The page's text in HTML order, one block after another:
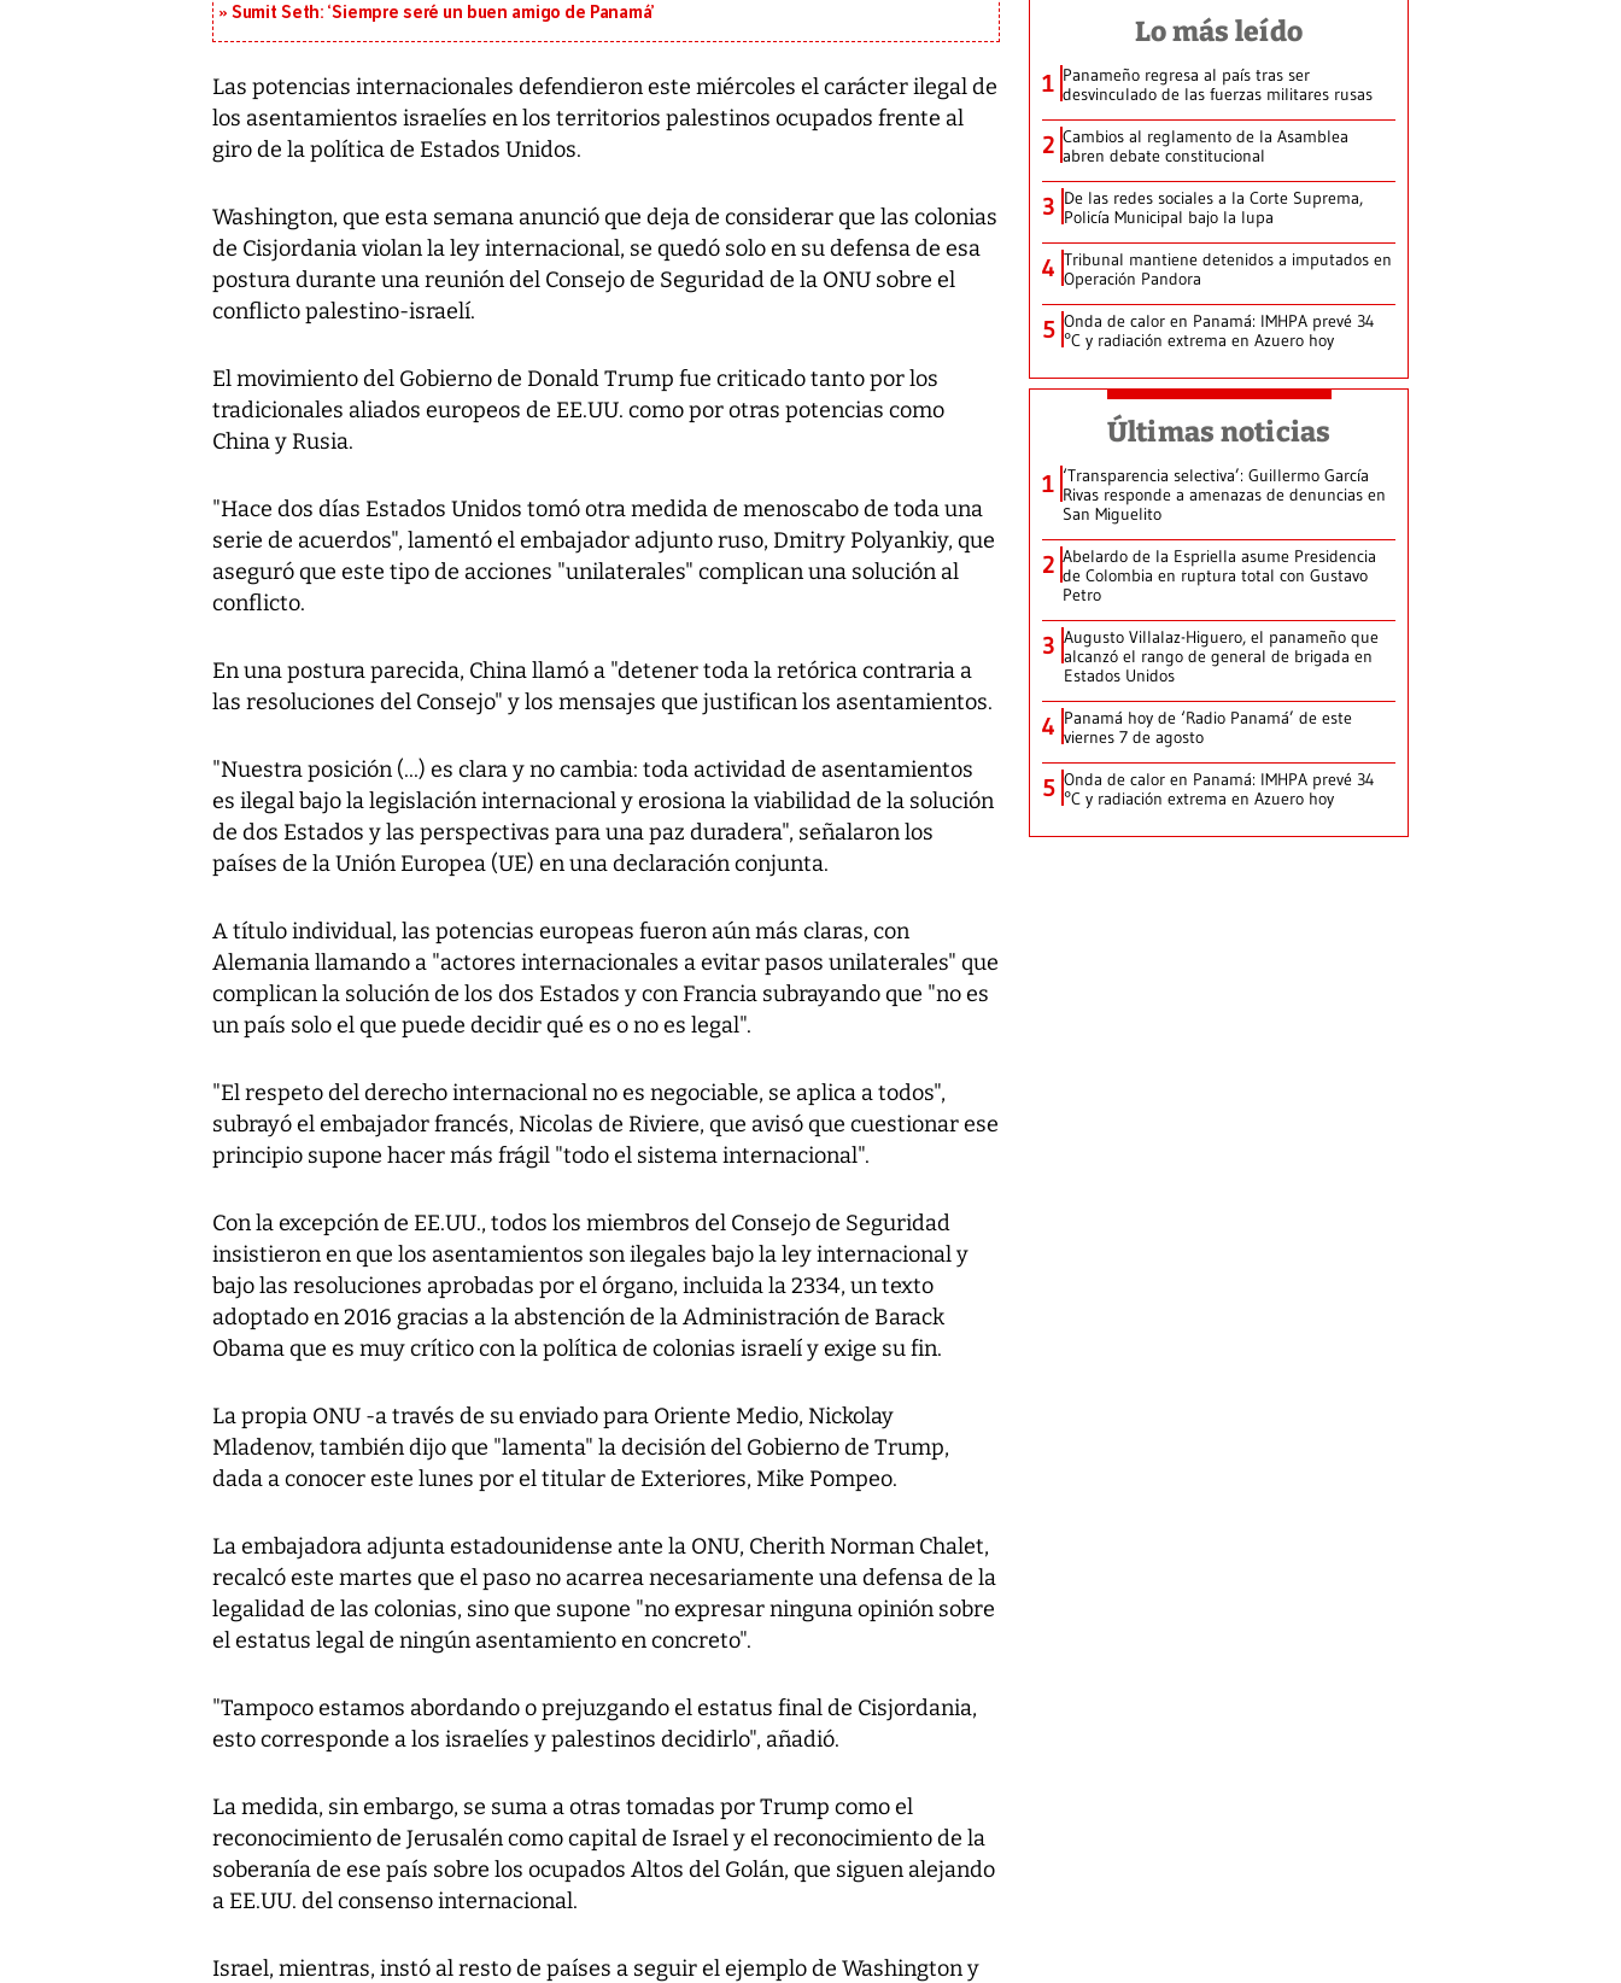
Sumit Seth: ‘Siempre seré un buen amigo de Panamá’
Las potencias internacionales defendieron este miércoles el carácter ilegal de
los asentamientos israelíes en los territorios palestinos ocupados frente al
giro de la política de Estados Unidos.
Washington, que esta semana anunció que deja de considerar que las colonias
de Cisjordania violan la ley internacional, se quedó solo en su defensa de esa
postura durante una reunión del Consejo de Seguridad de la ONU sobre el
conflicto palestino-israelí.
El movimiento del Gobierno de Donald Trump fue criticado tanto por los
tradicionales aliados europeos de EE.UU. como por otras potencias como
China y Rusia.
"Hace dos días Estados Unidos tomó otra medida de menoscabo de toda una
serie de acuerdos", lamentó el embajador adjunto ruso, Dmitry Polyankiy, que
aseguró que este tipo de acciones "unilaterales" complican una solución al
conflicto.
En una postura parecida, China llamó a "detener toda la retórica contraria a
las resoluciones del Consejo" y los mensajes que justifican los asentamientos.
"Nuestra posición (...) es clara y no cambia: toda actividad de asentamientos
es ilegal bajo la legislación internacional y erosiona la viabilidad de la solución
de dos Estados y las perspectivas para una paz duradera", señalaron los
países de la Unión Europea (UE) en una declaración conjunta.
A título individual, las potencias europeas fueron aún más claras, con
Alemania llamando a "actores internacionales a evitar pasos unilaterales" que
complican la solución de los dos Estados y con Francia subrayando que "no es
un país solo el que puede decidir qué es o no es legal".
"El respeto del derecho internacional no es negociable, se aplica a todos",
subrayó el embajador francés, Nicolas de Riviere, que avisó que cuestionar ese
principio supone hacer más frágil "todo el sistema internacional".
Con la excepción de EE.UU., todos los miembros del Consejo de Seguridad
insistieron en que los asentamientos son ilegales bajo la ley internacional y
bajo las resoluciones aprobadas por el órgano, incluida la 2334, un texto
adoptado en 2016 gracias a la abstención de la Administración de Barack
Obama que es muy crítico con la política de colonias israelí y exige su fin.
La propia ONU -a través de su enviado para Oriente Medio, Nickolay
Mladenov, también dijo que "lamenta" la decisión del Gobierno de Trump,
dada a conocer este lunes por el titular de Exteriores, Mike Pompeo.
La embajadora adjunta estadounidense ante la ONU, Cherith Norman Chalet,
recalcó este martes que el paso no acarrea necesariamente una defensa de la
legalidad de las colonias, sino que supone "no expresar ninguna opinión sobre
el estatus legal de ningún asentamiento en concreto".
"Tampoco estamos abordando o prejuzgando el estatus final de Cisjordania,
esto corresponde a los israelíes y palestinos decidirlo", añadió.
La medida, sin embargo, se suma a otras tomadas por Trump como el
reconocimiento de Jerusalén como capital de Israel y el reconocimiento de la
soberanía de ese país sobre los ocupados Altos del Golán, que siguen alejando
a EE.UU. del consenso internacional.
Israel, mientras, instó al resto de países a seguir el ejemplo de Washington y
Lo más leído
1 Panameño regresa al país tras ser
desvinculado de las fuerzas militares rusas
2 Cambios al reglamento de la Asamblea
abren debate constitucional
3 De las redes sociales a la Corte Suprema,
Policía Municipal bajo la lupa
4 Tribunal mantiene detenidos a imputados en
Operación Pandora
5 Onda de calor en Panamá: IMHPA prevé 34
°C y radiación extrema en Azuero hoy
Últimas noticias
1 ‘Transparencia selectiva’: Guillermo García
Rivas responde a amenazas de denuncias en
San Miguelito
2 Abelardo de la Espriella asume Presidencia
de Colombia en ruptura total con Gustavo
Petro
3 Augusto Villalaz-Higuero, el panameño que
alcanzó el rango de general de brigada en
Estados Unidos
4 Panamá hoy de ‘Radio Panamá’ de este
viernes 7 de agosto
5 Onda de calor en Panamá: IMHPA prevé 34
°C y radiación extrema en Azuero hoy